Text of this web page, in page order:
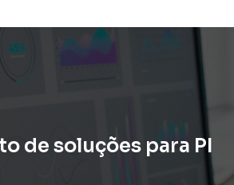
de soluções para PI